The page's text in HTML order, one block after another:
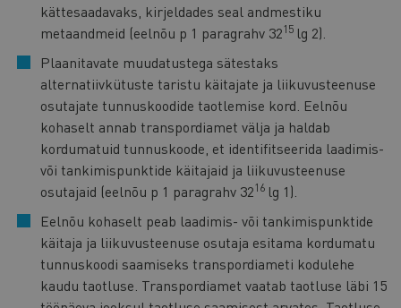
kättesaadavaks, kirjeldades seal andmestiku
metaandmeid (eelnõu p 1 paragrahv 3215 lg 2).
Plaanitavate muudatustega sätestaks
alternatiivkütuste taristu käitajate ja liikuvusteenuse
osutajate tunnuskoodide taotlemise kord. Eelnõu
kohaselt annab transpordiamet välja ja haldab
kordumatuid tunnuskoode, et identifitseerida laadimis-
või tankimispunktide käitajaid ja liikuvusteenuse
osutajaid (eelnõu p 1 paragrahv 3216 lg 1).
Eelnõu kohaselt peab laadimis- või tankimispunktide
käitaja ja liikuvusteenuse osutaja esitama kordumatu
tunnuskoodi saamiseks transpordiameti kodulehe
kaudu taotluse. Transpordiamet vaatab taotluse läbi 15